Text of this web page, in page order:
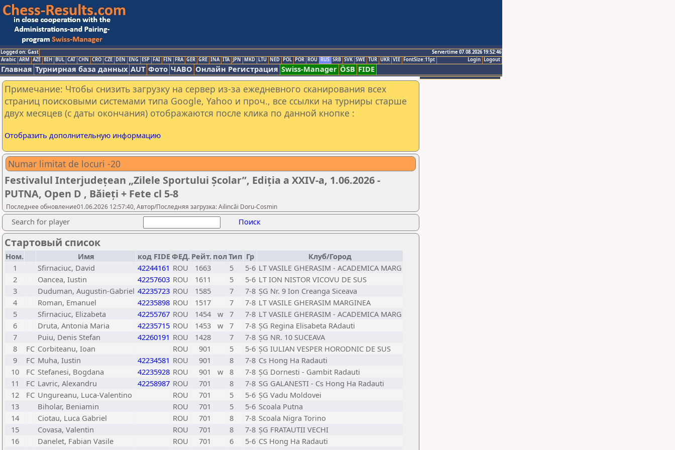
Logged on: Gast
Servertime 07.08.2026 19:52:46
Logout
Login
Arabic ARM AZE BIH BUL CAT CHN CRO CZE DEN ENG ESP FAI FIN FRA GER GRE INA ITA JPN MKD LTU NED POL POR ROU RUS SRB SVK SWE TUR UKR VIE FontSize:11pt
Главная Турнирная база данных AUT Фото ЧАВО Онлайн Регистрация Swiss-Manager ÖSB FIDE
Примечание: Чтобы снизить загрузку на сервер из-за ежедневного сканирования всех
страниц поисковыми системами типа Google, Yahoo и проч., все ссылки на турниры старше
двух месяцев (с даты окончания) отображаются после клика по данной кнопке :
Отобразить дополнительную информацию
Numar limitat de locuri -20
Festivalul Interjudețean „Zilele Sportului Școlar”, Ediția a XXIV-a, 1.06.2026 -
PUTNA, Open D , Băieți + Fete cl 5-8
Последнее обновление01.06.2026 12:57:40, Автор/Последняя загрузка: Ailincăi Doru-Cosmin
Search for player Поиск
Стартовый список
Ном. Имя код FIDEФЕД. Рейт. полТип Гр
Клуб/Город
1
Sfirnaciuc, David 42244161 ROU 1663 5 5-6 LT VASILE GHERASIM - ACADEMICA MARG
2
Oancea, Iustin 42257603 ROU 1611 5 5-6 LT ION NISTOR VICOVU DE SUS
3
Duduman, Augustin-Gabriel 42235723 ROU 1585 7 7-8 ȘG Nr. 9 Ion Creanga Siceava
4
Roman, Emanuel 42235898 ROU 1517 7 7-8 LT VASILE GHERASIM MARGINEA
5
Sfirnaciuc, Elizabeta 42255767 ROU 1454 w 7 7-8 LT VASILE GHERASIM - ACADEMICA MARG
6
Druta, Antonia Maria 42235715 ROU 1453 w 7 7-8 ȘG Regina Elisabeta RAdauti
7
Puiu, Denis Stefan 42260191 ROU 1428 7 7-8 ȘG NR. 10 SUCEAVA
8
FC Corbiteanu, Ioan ROU 901 5 5-6 ȘG IULIAN VESPER HORODNIC DE SUS
9
FC Muha, Iustin 42234581 ROU 901 8 7-8 Cs Hong Ha Radauti
10
FC Stefanesi, Bogdana 42235928 ROU 901 w 8 7-8 ȘG Dornesti - Gambit Radauti
11
FC Lavric, Alexandru 42258987 ROU 701 8 7-8 SG GALANESTI - Cs Hong Ha Radauti
12
FC Ungureanu, Luca-Valentino ROU 701 5 5-6 ȘG Vadu Moldovei
13
Biholar, Beniamin ROU 701 5 5-6 Scoala Putna
14
Ciotau, Luca Gabriel ROU 701 8 7-8 Scoala Nigra Torino
15
Covasa, Valentin ROU 701 8 7-8 ȘG FRATAUTII VECHI
16
Danelet, Fabian Vasile ROU 701 6 5-6 CS Hong Ha Radauti